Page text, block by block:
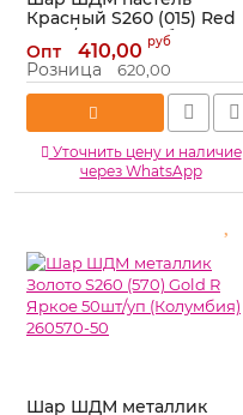
Красный S260 (015) Red
50шт/уп (Колумбия)
260015-50
Артикул: 260015-50
Опт 410,00 руб
Розница 620,00
Уточнить цену и наличие
через WhatsApp
Шар ШДМ металлик